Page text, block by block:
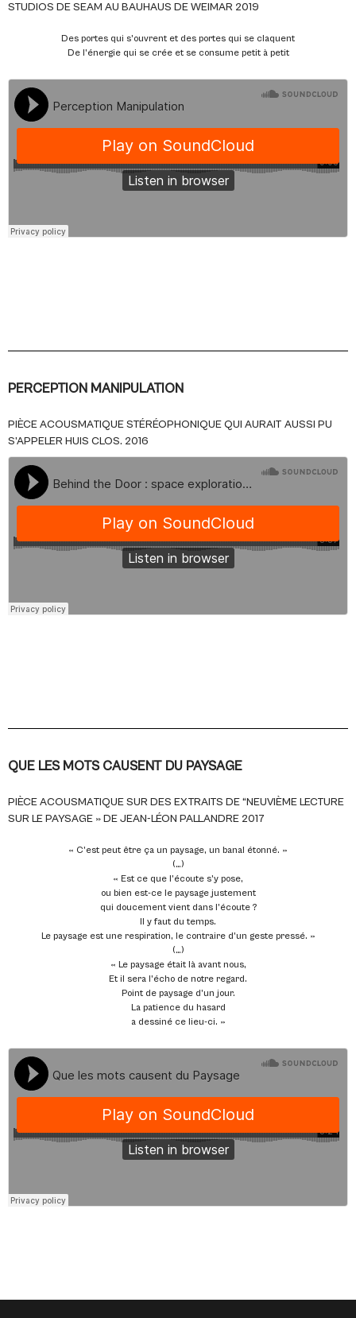
STUDIOS DE SEAM AU BAUHAUS DE WEIMAR 2019
Des portes qui s’ouvrent et des portes qui se claquent
De l’énergie qui se crée et se consume petit à petit
PERCEPTION MANIPULATION
PIÈCE ACOUSMATIQUE STÉRÉOPHONIQUE QUI AURAIT AUSSI PU
S’APPELER HUIS CLOS. 2016
QUE LES MOTS CAUSENT DU PAYSAGE
PIÈCE ACOUSMATIQUE SUR DES EXTRAITS DE “NEUVIÈME LECTURE
SUR LE PAYSAGE » DE JEAN-LÉON PALLANDRE 2017
« C’est peut être ça un paysage, un banal étonné. »
(…)
« Est ce que l’écoute s’y pose,
ou bien est-ce le paysage justement
qui doucement vient dans l’écoute ?
Il y faut du temps.
Le paysage est une respiration, le contraire d’un geste pressé. »
(…)
« Le paysage était là avant nous,
Et il sera l’écho de notre regard.
Point de paysage d’un jour.
La patience du hasard
a dessiné ce lieu-ci. »